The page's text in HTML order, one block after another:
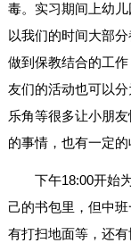
毒。实习期间上幼
以我们的时间大部
做到保教结合的工
友们的活动也可以
乐角等很多让小朋
的事情，也有一定的
下午18:00开始
己的书包里，但中
有打扫地面等，还